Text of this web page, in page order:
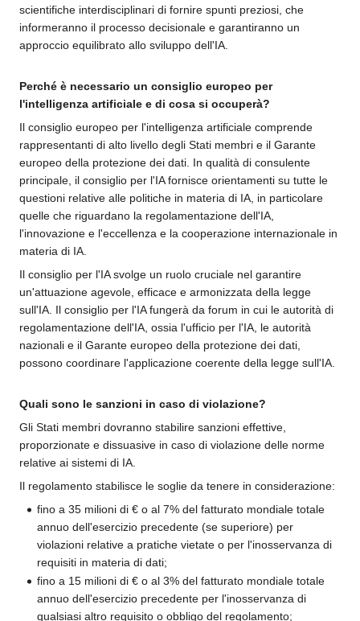
scientifiche interdisciplinari di fornire spunti preziosi, che
informeranno il processo decisionale e garantiranno un
approccio equilibrato allo sviluppo dell'IA.
Perché è necessario un consiglio europeo per
l'intelligenza artificiale e di cosa si occuperà?
Il consiglio europeo per l'intelligenza artificiale comprende
rappresentanti di alto livello degli Stati membri e il Garante
europeo della protezione dei dati. In qualità di consulente
principale, il consiglio per l'IA fornisce orientamenti su tutte le
questioni relative alle politiche in materia di IA, in particolare
quelle che riguardano la regolamentazione dell'IA,
l'innovazione e l'eccellenza e la cooperazione internazionale in
materia di IA.
Il consiglio per l'IA svolge un ruolo cruciale nel garantire
un'attuazione agevole, efficace e armonizzata della legge
sull'IA. Il consiglio per l'IA fungerà da forum in cui le autorità di
regolamentazione dell'IA, ossia l'ufficio per l'IA, le autorità
nazionali e il Garante europeo della protezione dei dati,
possono coordinare l'applicazione coerente della legge sull'IA.
Quali sono le sanzioni in caso di violazione?
Gli Stati membri dovranno stabilire sanzioni effettive,
proporzionate e dissuasive in caso di violazione delle norme
relative ai sistemi di IA.
Il regolamento stabilisce le soglie da tenere in considerazione:
fino a 35 milioni di € o al 7% del fatturato mondiale totale
annuo dell'esercizio precedente (se superiore) per
violazioni relative a pratiche vietate o per l'inosservanza di
requisiti in materia di dati;
fino a 15 milioni di € o al 3% del fatturato mondiale totale
annuo dell'esercizio precedente per l'inosservanza di
qualsiasi altro requisito o obbligo del regolamento;